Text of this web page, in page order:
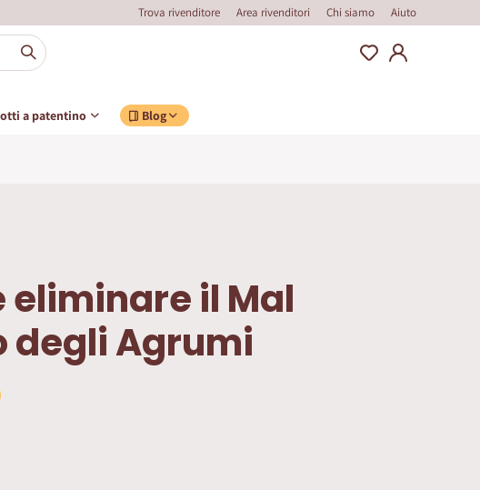
Trova rivenditore Area rivenditori Chi siamo Aiuto
a patentino Blog
eliminare il Mal
degli Agrumi